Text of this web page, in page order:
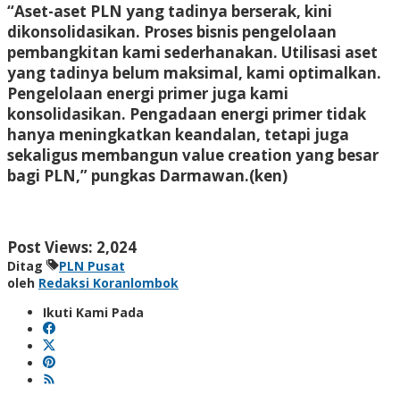
“Aset-aset PLN yang tadinya berserak, kini
dikonsolidasikan. Proses bisnis pengelolaan
pembangkitan kami sederhanakan. Utilisasi aset
yang tadinya belum maksimal, kami optimalkan.
Pengelolaan energi primer juga kami
konsolidasikan. Pengadaan energi primer tidak
hanya meningkatkan keandalan, tetapi juga
sekaligus membangun value creation yang besar
bagi PLN,” pungkas Darmawan.(ken)
Post Views: 2,024
Ditag
PLN Pusat
oleh Redaksi Koranlombok
Ikuti Kami Pada